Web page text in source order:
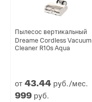
Пылесос вертикальный
Dreame Cordless Vacuum
Cleaner R10s Aqua
от43.44 руб./мес.
999 руб.